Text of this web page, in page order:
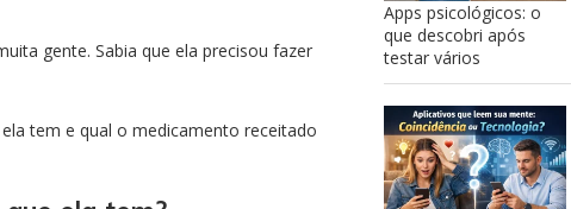
gente. Sabia que ela precisou fazer
tem e qual o medicamento receitado
Apps psicológicos: o
que descobri após
testar vários